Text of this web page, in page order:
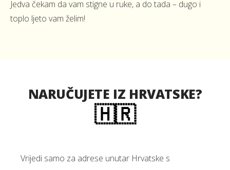
Jedva čekam da vam stigne u ruke, a do tada – dugo i
toplo ljeto vam želim!
NARUČUJETE IZ HRVATSKE?
🇭🇷
Vrijedi samo za adrese unutar Hrvatske s